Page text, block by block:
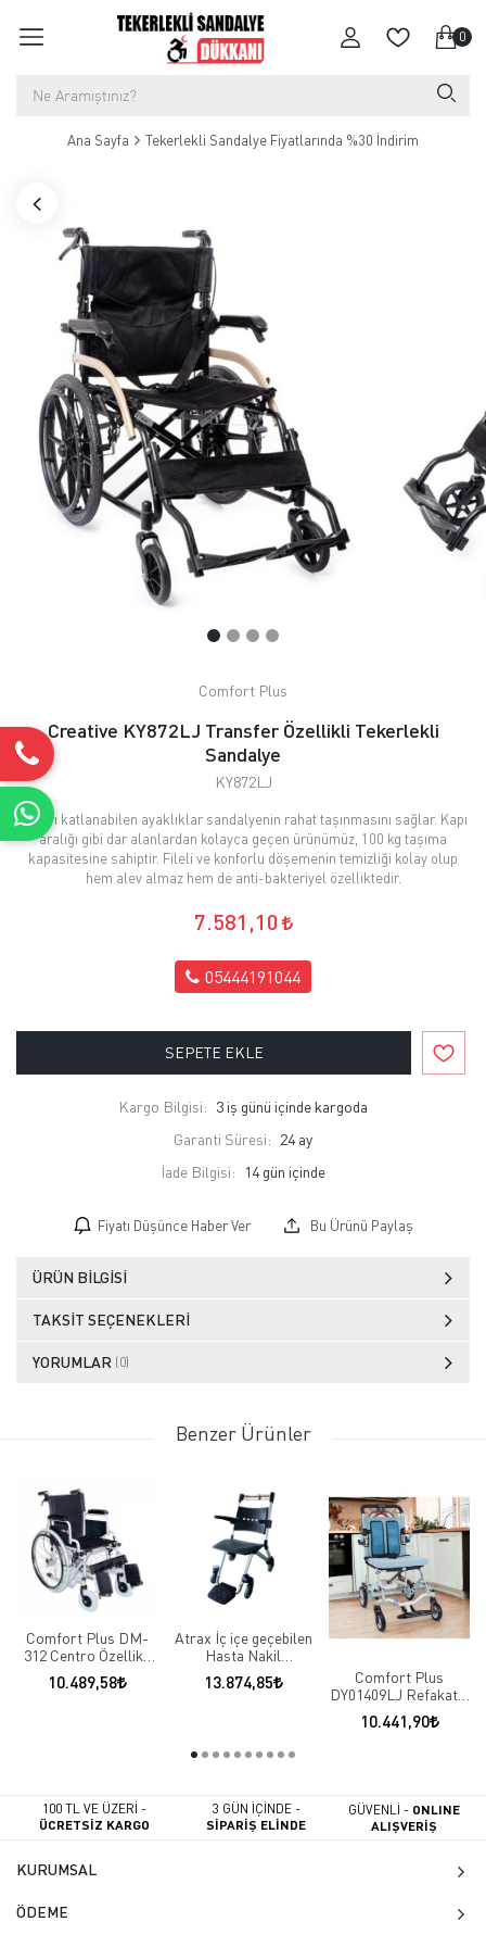
0
Ana Sayfa Tekerlekli Sandalye Fiyatlarında %30 İndirim
Comfort Plus
Creative KY872LJ Transfer Özellikli Tekerlekli
Sandalye
KY872LJ
Yukarı katlanabilen ayaklıklar sandalyenin rahat taşınmasını sağlar. Kapı
aralığı gibi dar alanlardan kolayca geçen ürünümüz, 100 kg taşıma
kapasitesine sahiptir. Fileli ve konforlu döşemenin temizliği kolay olup
hem alev almaz hem de anti-bakteriyel özelliktedir.
7.581,10
05444191044
SEPETE EKLE
Kargo Bilgisi: 3 iş günü içinde kargoda
Garanti Süresi: 24 ay
İade Bilgisi:
Fiyatı Düşünce Haber Ver Bu Ürünü Paylaş
ÜRÜN BILGISI
TAKSIT SEÇENEKLERI
YORUMLAR (0)
Benzer Ürünler
Comfort Plus DM-
312 Centro Özellikli
Tekerlekli Sandalye
10.489,58
Atrax İç içe geçebilen
Hasta Nakil
Sandalyesi
13.874,85
Comfort Plus
DY01409LJ Refakatçi
Tekerlekli Sandalye
Mavi
10.441,90
100 TL VE ÜZERİ -
ÜCRETSİZ KARGO
3 GÜN İÇİNDE -
SİPARİŞ ELİNDE
GÜVENLİ - ONLINE
ALIŞVERİŞ
KURUMSAL
ÖDEME